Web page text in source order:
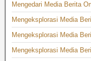
Mengedari Media Berita
Mengeksplorasi Media
Mengeksplorasi Media
Mengeksplorasi Media